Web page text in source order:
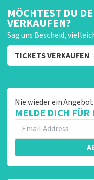
MÖCHTEST DU
VERKAUFEN?
Sag uns Bescheid,
TICKETS VERKAUFEN
Nie wieder ein Angebot
MELDE DICH FÜR